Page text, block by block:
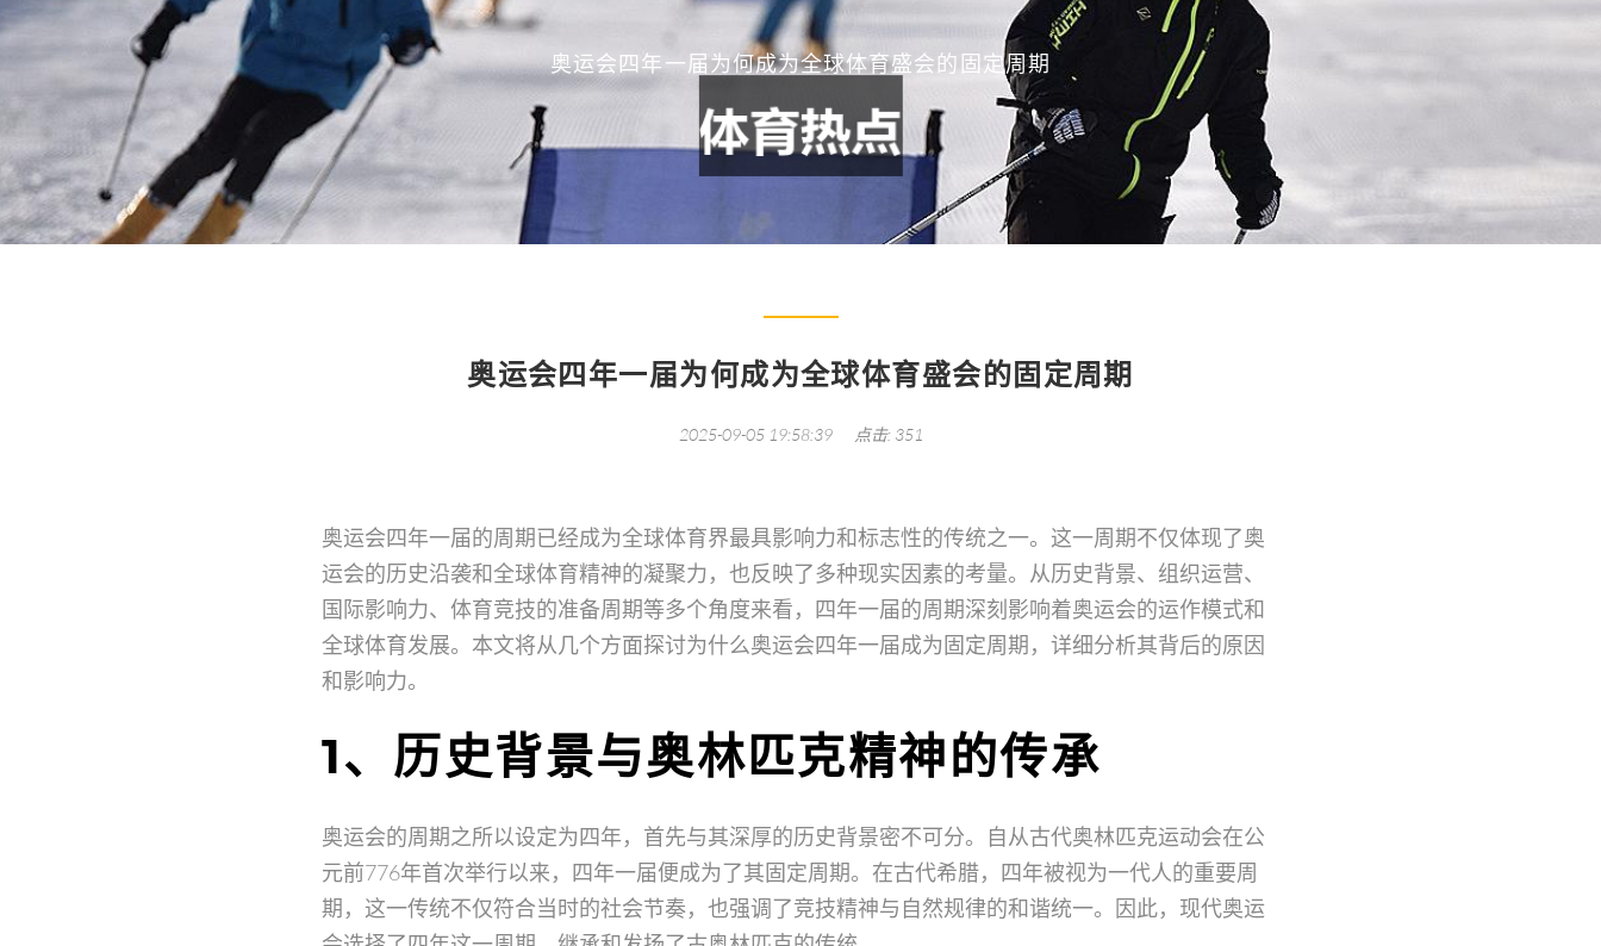
奥运会四年一届为何成为全球体育盛会的固定周期
奥运会四年一届为何成为全球体育盛会的固定周期
2025-09-05 19:58:39 点击: 351
奥运会四年一届的周期已经成为全球体育界最具影响力和标志性的传统之一。这一周期不仅体现了奥
运会的历史沿袭和全球体育精神的凝聚力，也反映了多种现实因素的考量。从历史背景、组织运营、
国际影响力、体育竞技的准备周期等多个角度来看，四年一届的周期深刻影响着奥运会的运作模式和
全球体育发展。本文将从几个方面探讨为什么奥运会四年一届成为固定周期，详细分析其背后的原因
和影响力。
1、历史背景与奥林匹克精神的传承
奥运会的周期之所以设定为四年，首先与其深厚的历史背景密不可分。自从古代奥林匹克运动会在公
元前776年首次举行以来，四年一届便成为了其固定周期。在古代希腊，四年被视为一代人的重要周
期，这一传统不仅符合当时的社会节奏，也强调了竞技精神与自然规律的和谐统一。因此，现代奥运